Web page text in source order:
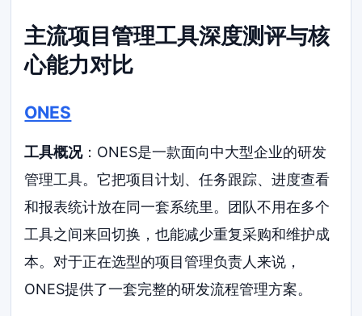
主流项目管理工具深度测评与核
心能力对比
ONES
工具概况：ONES是一款面向中大型企业的研发
管理工具。它把项目计划、任务跟踪、进度查看
和报表统计放在同一套系统里。团队不用在多个
工具之间来回切换，也能减少重复采购和维护成
本。对于正在选型的项目管理负责人来说，
ONES提供了一套完整的研发流程管理方案。